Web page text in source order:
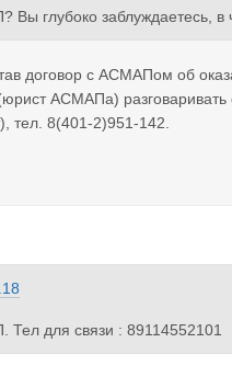
Вы глубоко
договор с АСМАПом об
АСМАПа) разговаривать
тел. 8(401-2)951-142.
для связи : 89114552101